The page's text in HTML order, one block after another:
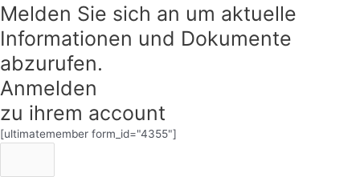
Melden Sie sich an um aktuelle
Informationen und Dokumente
abzurufen.
Anmelden
zu ihrem account
[ultimatemember form_id="4355"]